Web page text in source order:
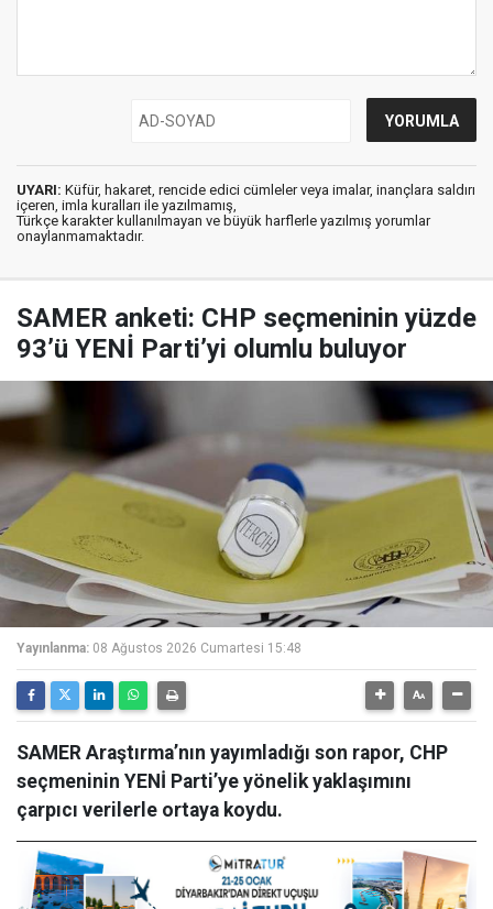
UYARI: Küfür, hakaret, rencide edici cümleler veya imalar, inançlara saldırı
içeren, imla kuralları ile yazılmamış,
Türkçe karakter kullanılmayan ve büyük harflerle yazılmış yorumlar
onaylanmamaktadır.
SAMER anketi: CHP seçmeninin yüzde
93’ü YENİ Parti’yi olumlu buluyor
Yayınlanma: 08 Ağustos 2026 Cumartesi 15:48
SAMER Araştırma’nın yayımladığı son rapor, CHP
seçmeninin YENİ Parti’ye yönelik yaklaşımını
çarpıcı verilerle ortaya koydu.